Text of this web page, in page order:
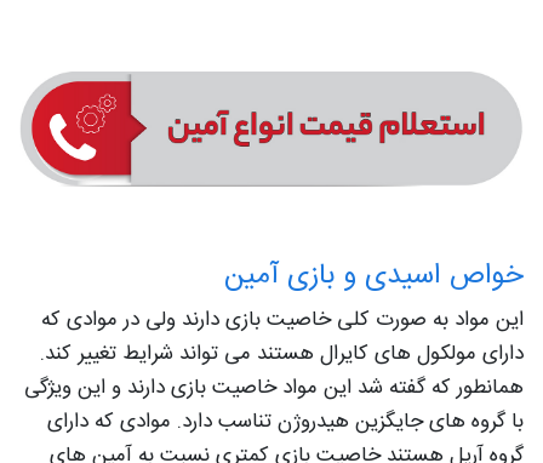
خواص اسیدی و بازی آمین
این مواد به صورت کلی خاصیت بازی دارند ولی در موادی که
دارای مولکول های کایرال هستند می تواند شرایط تغییر کند.
همانطور که گفته شد این مواد خاصیت بازی دارند و این ویژگی
با گروه های جایگزین هیدروژن تناسب دارد. موادی که دارای
گروه آریل هستند خاصيت بازی کمتری نسبت به آمین های